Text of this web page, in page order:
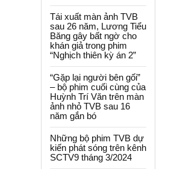
Tái xuất màn ảnh TVB
sau 26 năm, Lương Tiểu
Băng gây bất ngờ cho
khán giả trong phim
“Nghịch thiên kỳ án 2”
“Gặp lại người bên gối”
– bộ phim cuối cùng của
Huỳnh Trí Văn trên màn
ảnh nhỏ TVB sau 16
năm gắn bó
Những bộ phim TVB dự
kiến phát sóng trên kênh
SCTV9 tháng 3/2024